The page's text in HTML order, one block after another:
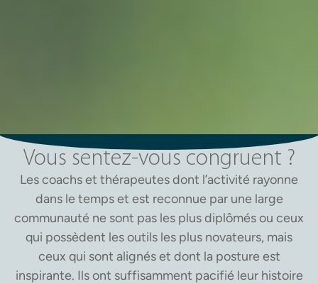
Vous sentez-vous congruent ?
Les coachs et thérapeutes dont l’activité rayonne
dans le temps et est reconnue par une large
communauté ne sont pas les plus diplômés ou ceux
qui possèdent les outils les plus novateurs, mais
ceux qui sont alignés et dont la posture est
inspirante. Ils ont suffisamment pacifié leur histoire